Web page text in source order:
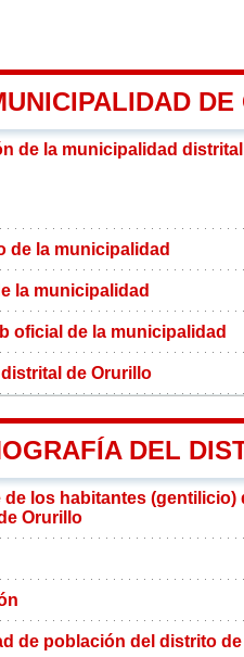
DE
de la municipalidad
de la municipalidad
la municipalidad
oficial de la municipalidad
de Orurillo
DEL
de los habitantes (gentilicio)
Orurillo
de población del distrito